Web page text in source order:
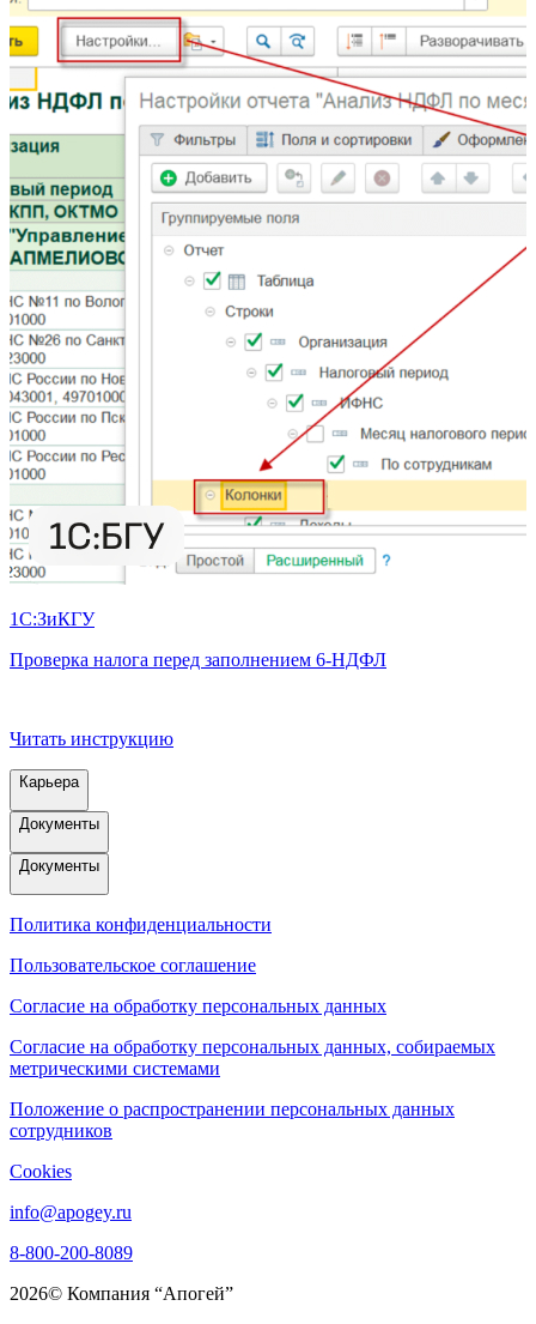
1С:ЗиКГУ
Проверка налога перед заполнением 6‑НДФЛ
Читать инструкцию
Карьера
Документы
Документы
Политика конфиденциальности
Пользовательское соглашение
Согласие на обработку персональных данных
Согласие на обработку персональных данных, собираемых
метрическими системами
Положение о распространении персональных данных
сотрудников
Cookies
info@apogey.ru
8-800-200-8089
2026© Компания “Апогей”